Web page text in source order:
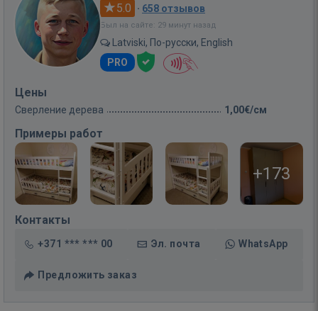
5.0 · 658 отзывов
Был на сайте: 29 минут назад
Latviski, По-русски, English
PRO
Цены
Сверление дерева 1,00€/см
Примеры работ
+173
Контакты
+371 *** *** 00 Эл. почта WhatsApp
Предложить заказ